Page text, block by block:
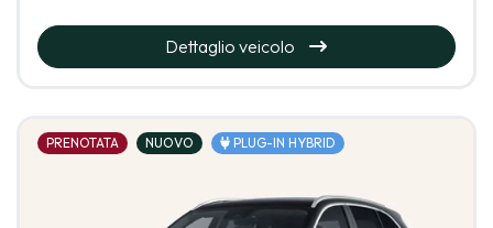
Dettaglio veicolo
PRENOTATA NUOVO PLUG-IN HYBRID